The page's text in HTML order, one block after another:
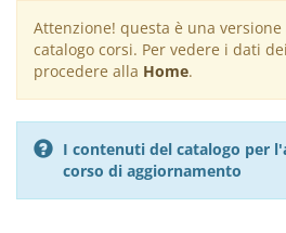
Warning
message
Attenzione! questa è una
catalogo corsi. Per vedere i dati
procedere alla Home.
I contenuti del catalogo per
corso di aggiornamento